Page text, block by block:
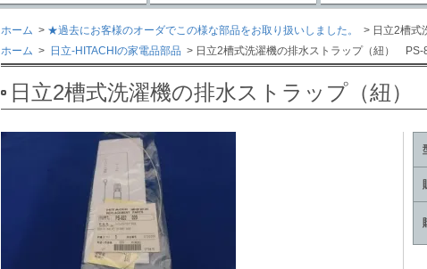
ホーム > ★過去にお客様のオーダでこの様な部品をお取り扱いしました。
> 日立2槽式
ホーム > 日立-HITACHIの家電品部品 > 日立2槽式洗濯機の排水ストラップ（紐） PS-
日立2槽式洗濯機の排水ストラップ（紐